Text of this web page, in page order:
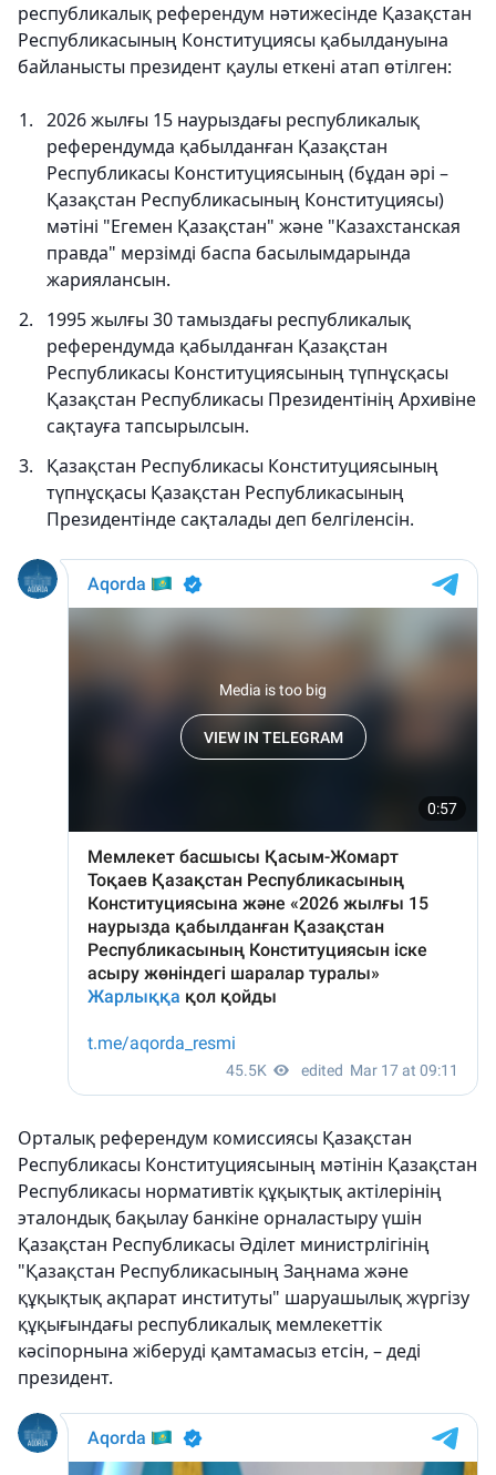
республикалық референдум нәтижесінде Қазақстан
Республикасының Конституциясы қабылдануына
байланысты президент қаулы еткені атап өтілген:
2026 жылғы 15 наурыздағы республикалық
референдумда қабылданған Қазақстан
Республикасы Конституциясының (бұдан әрі –
Қазақстан Республикасының Конституциясы)
мәтіні "Егемен Қазақстан" және "Казахстанская
правда" мерзімді баспа басылымдарында
жариялансын.
1995 жылғы 30 тамыздағы республикалық
референдумда қабылданған Қазақстан
Республикасы Конституциясының түпнұсқасы
Қазақстан Республикасы Президентінің Архивіне
сақтауға тапсырылсын.
Қазақстан Республикасы Конституциясының
түпнұсқасы Қазақстан Республикасының
Президентінде сақталады деп белгіленсін.
Орталық референдум комиссиясы Қазақстан
Республикасы Конституциясының мәтінін Қазақстан
Республикасы нормативтік құқықтық актілерінің
эталондық бақылау банкіне орналастыру үшін
Қазақстан Республикасы Әділет министрлігінің
"Қазақстан Республикасының Заңнама және
құқықтық ақпарат институты" шаруашылық жүргізу
құқығындағы республикалық мемлекеттік
кәсіпорнына жіберуді қамтамасыз етсін, – деді
президент.